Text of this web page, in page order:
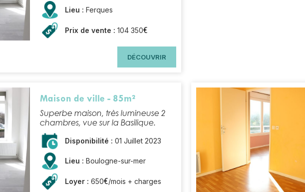
Lieu : Ferques
Prix de vente : 104 350€
DÉCOUVRIR
Maison de ville - 85m²
Superbe maison, très lumineuse 2
chambres, vue sur la Basilique.
Disponibilité : 01 Juillet 2023
Lieu : Boulogne-sur-mer
Loyer : 650€/mois + charges